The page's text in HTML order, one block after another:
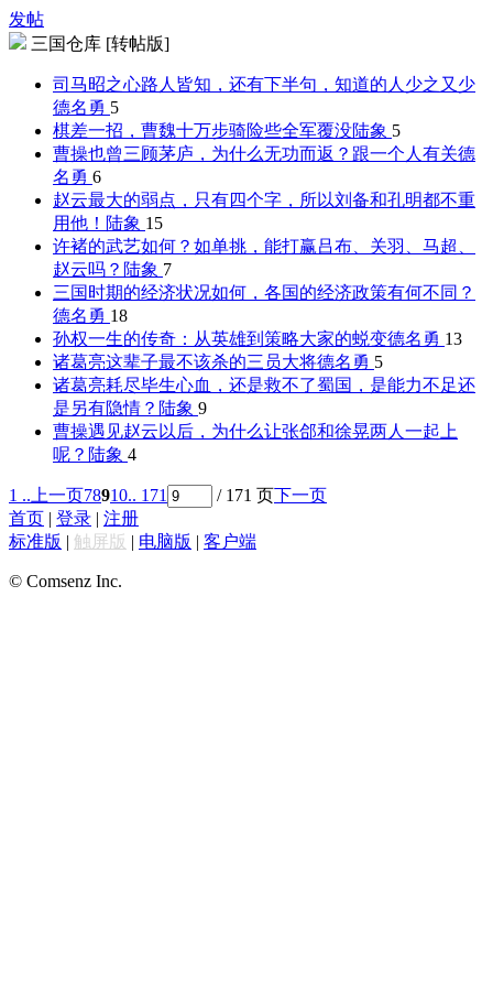
发帖
三国仓库 [转帖版]
司马昭之心路人皆知，还有下半句，知道的人少之又少
德名勇 5
棋差一招，曹魏十万步骑险些全军覆没陆象 5
曹操也曾三顾茅庐，为什么无功而返？跟一个人有关德
名勇 6
赵云最大的弱点，只有四个字，所以刘备和孔明都不重
用他！ 陆象 15
许褚的武艺如何？如单挑，能打赢吕布、关羽、马超、
赵云吗？ 陆象 7
三国时期的经济状况如何，各国的经济政策有何不同？
德名勇 18
孙权一生的传奇：从英雄到策略大家的蜕变德名勇 13
诸葛亮这辈子最不该杀的三员大将德名勇 5
诸葛亮耗尽毕生心血，还是救不了蜀国，是能力不足还
是另有隐情？ 陆象 9
曹操遇见赵云以后，为什么让张郃和徐晃两人一起上
呢？ 陆象 4
1 .. 上一页78910.. 171 / 171 页下一页
首页 | 登录 | 注册
标准版 | 触屏版 | 电脑版 | 客户端
© Comsenz Inc.